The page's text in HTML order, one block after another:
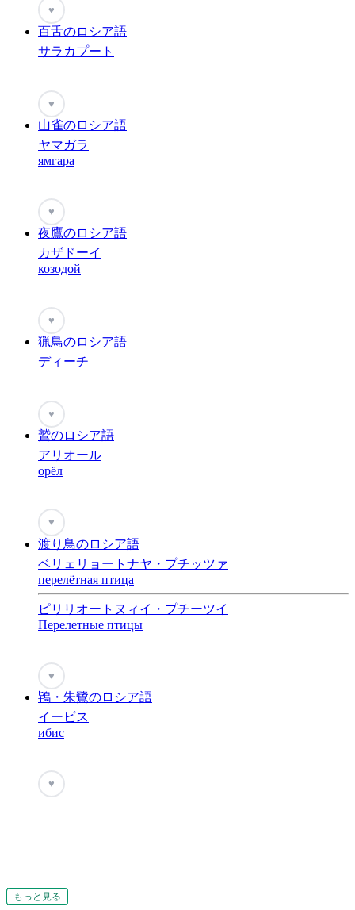
もっと見る
もっと見る
もっと見る
もっと見る
もっと見る
もっと見る
もっと見る
もっと見る
もっと見る
もっと見る
もっと見る
もっと見る
もっと見る
もっと見る
もっと見る
もっと見る
もっと見る
もっと見る
もっと見る
もっと見る
もっと見る
もっと見る
もっと見る
もっと見る
もっと見る
もっと見る
もっと見る
もっと見る
もっと見る
もっと見る
もっと見る
もっと見る
♥
百舌のロシア語
サラカプート
♥
山雀のロシア語
ヤマガラ
ямгара
もっと見る
♥
夜鷹のロシア語
カザドーイ
козодой
もっと見る
♥
猟鳥のロシア語
ディーチ
♥
鷲のロシア語
アリオール
орёл
もっと見る
♥
渡り鳥のロシア語
ベリェリョートナヤ・プチッツァ
перелётная птица
ピリリオートヌィイ・プチーツイ
Перелетные птицы
♥
鴇・朱鷺のロシア語
イービス
ибис
♥